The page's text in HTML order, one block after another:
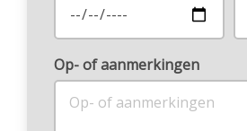
Op- of aanmerkingen